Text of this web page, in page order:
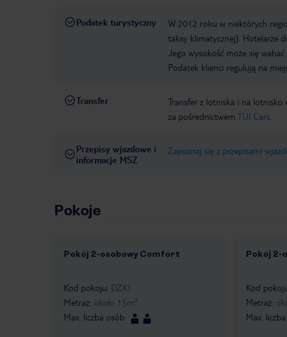
Podatek turystyczny
W 2012 roku w niektórych
taksy klimatycznej). Hotelarze
Jego wysokość może się
Podatek klienci regulują na
Transfer
Transfer z lotniska i na lotnisko
za pośrednictwem TUI Cars.
Przepisy wjazdowe i
informacje MSZ
Zapoznaj się z przepisami
Pokoje
Pokój 2-osobowy Comfort
1 / 3
Kod pokoju: DZX1
Metraż: około 15m2
Max. liczba osób:
Pokój 2-
1 / 2
Kod
Metraż:
Max.